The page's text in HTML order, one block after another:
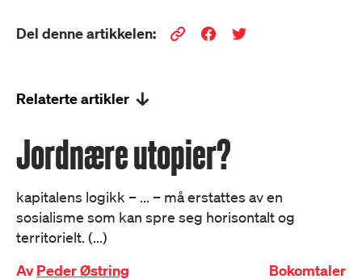
Del denne artikkelen:
Relaterte artikler
Jordnære utopier?
kapitalens logikk – ... – må erstattes av en
sosialisme som kan spre seg horisontalt og
territorielt. (...)
AvPeder Østring Bokomtaler